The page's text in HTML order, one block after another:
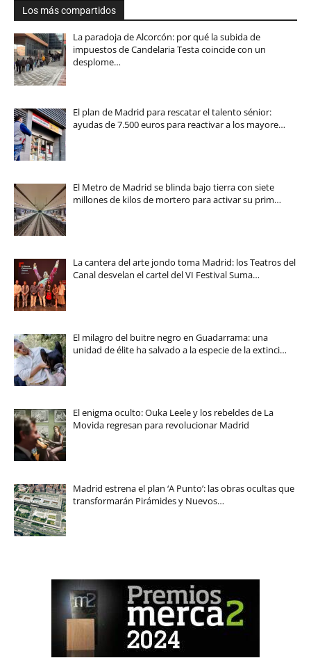
Los más compartidos
La paradoja de Alcorcón: por qué la subida de
impuestos de Candelaria Testa coincide con un
desplome…
El plan de Madrid para rescatar el talento sénior:
ayudas de 7.500 euros para reactivar a los mayore…
El Metro de Madrid se blinda bajo tierra con siete
millones de kilos de mortero para activar su prim…
La cantera del arte jondo toma Madrid: los Teatros del
Canal desvelan el cartel del VI Festival Suma…
El milagro del buitre negro en Guadarrama: una
unidad de élite ha salvado a la especie de la extinci…
El enigma oculto: Ouka Leele y los rebeldes de La
Movida regresan para revolucionar Madrid
Madrid estrena el plan ‘A Punto’: las obras ocultas que
transformarán Pirámides y Nuevos…